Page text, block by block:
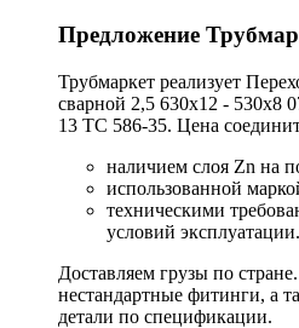
Предложение
Трубмаркет реализует
сварной 2,5 630х12 - 530х8
13 ТС 586-35. Цена
наличием слоя Zn на
использованной
техническими
условий эксплуатации.
Доставляем грузы по
нестандартные фитинги, а
детали по спецификации.